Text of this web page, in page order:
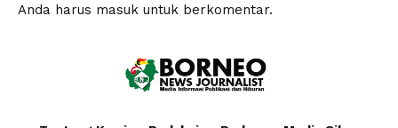
Anda harus masuk untuk berkomentar.